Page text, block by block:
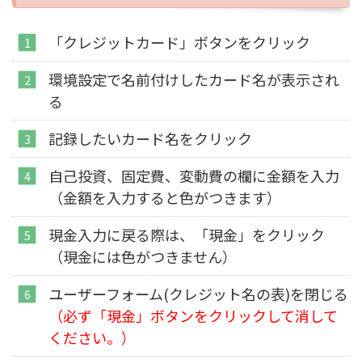
「クレジットカード」ボタンをクリック
環境設定で名前付けしたカード名が表示され
る
記録したいカード名をクリック
自己投資、固定費、変動費の欄に金額を入力
（金額を入力すると色がつきます）
現金入力に戻る際は、「現金」をクリック
（現金には色がつきません）
ユーザーフォーム(クレジット名の表)を閉じる
（必ず「現金」ボタンをクリックして消して
ください。）